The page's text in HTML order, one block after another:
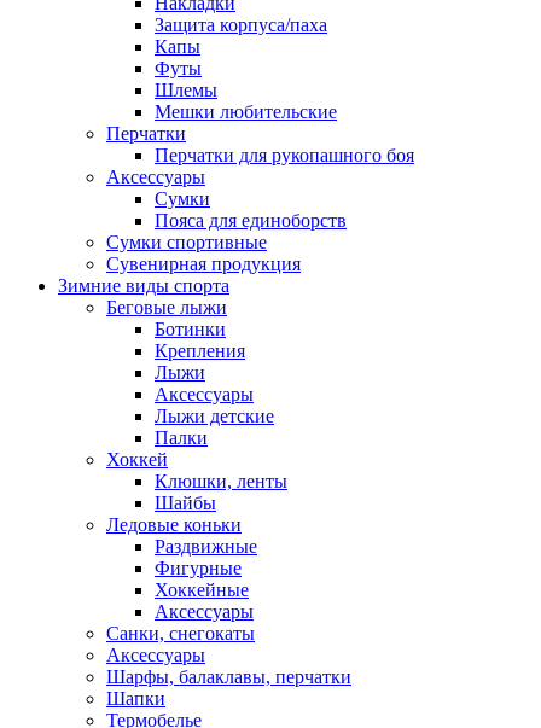
Защита корпуса/паха
Капы
Футы
Шлемы
Мешки любительские
Перчатки
Перчатки для рукопашного боя
Аксессуары
Сумки
Пояса для единоборств
Сумки спортивные
Сувенирная продукция
Зимние виды спорта
Беговые лыжи
Ботинки
Крепления
Лыжи
Аксессуары
Лыжи детские
Палки
Хоккей
Клюшки, ленты
Шайбы
Ледовые коньки
Раздвижные
Фигурные
Хоккейные
Аксессуары
Санки, снегокаты
Аксессуары
Шарфы, балаклавы, перчатки
Шапки
Термобелье